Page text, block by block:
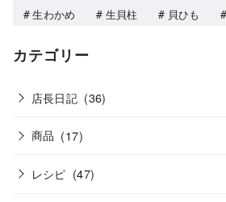
生わかめ
生貝柱 貝ひも
カテゴリー
店長日記 (36)
商品 (17)
レシピ (47)